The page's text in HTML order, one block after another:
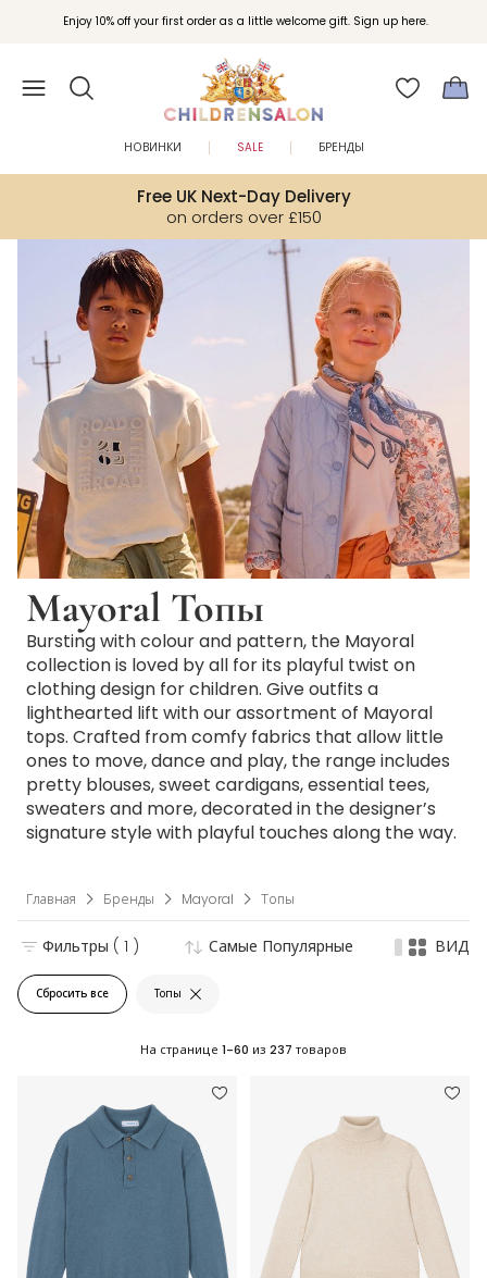
Enjoy 10% off your first order as a little welcome gift. Sign up here.
Вступайте в клуб Бонусы Childrensalon для эксклюзивных привилегий при
покупках.
Free UK Next-Day Delivery
on orders over £150
НОВИНКИ SALE БРЕНДЫ
Mayoral Топы
Bursting with colour and pattern, the Mayoral
collection is loved by all for its playful twist on
clothing design for children. Give outfits a
lighthearted lift with our assortment of Mayoral
tops. Crafted from comfy fabrics that allow little
ones to move, dance and play, the range includes
pretty blouses, sweet cardigans, essential tees,
sweaters and more, decorated in the designer’s
signature style with playful touches along the way.
Главная Бренды Mayoral Топы
Сбросить все Топы
Фильтры ( 1 ) Самые Популярные ВИД
На странице 1-60 из 237 товаров